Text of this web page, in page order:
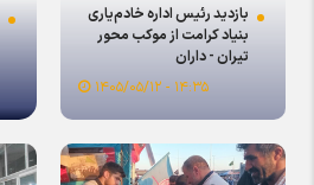
بازدید رئیس اداره خادم‌یاری
بنیاد کرامت از موکب محور
تیران - داران
۱۴:۳۵ - ۱۴۰۵/۰۵/۱۲